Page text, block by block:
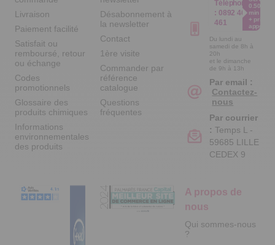
Livraison
Paiement facilité
Satisfait ou
remboursé, retour
ou échange
Codes
promotionnels
Glossaire des
produits chimiques
Informations
environnementales
des produits
Désabonnement à
la newsletter
Contact
1ère visite
Commander par
référence
catalogue
Questions
fréquentes
A propos de
nous
Qui sommes-nous
?
Téléphone
: 0892 461
461
0.50€ /
min
+ prix
appel
Du lundi au
samedi de 8h à
20h
et le dimanche
de 9h à 13h
Par email :
Contactez-
nous
Par courrier
: Temps L -
59685 LILLE
CEDEX 9